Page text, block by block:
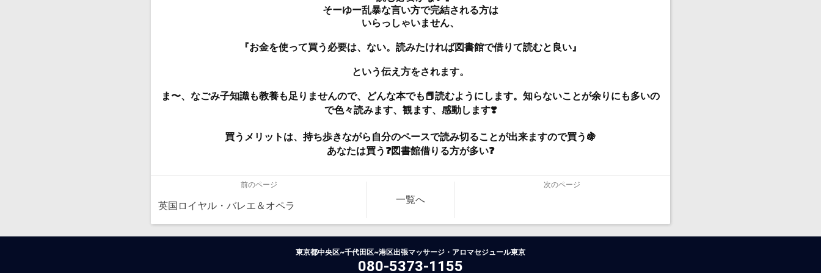
そーゆー乱暴な言い方で完結される方は
いらっしゃいません、
『お金を使って買う必要は、ない。読みたければ図書館で借りて読むと良い』
という伝え方をされます。
ま〜、なごみ子知識も教養も足りませんので、どんな本でも📕読むようにします。知らないことが余りにも多いの
で色々読みます、観ます、感動します❣️
買うメリットは、持ち歩きながら自分のペースで読み切ることが出来ますので買う🍇
あなたは買う❓図書館借りる方が多い❓
前のページ
英国ロイヤル・バレエ＆オペラ
一覧へ
次のページ
東京都中央区~千代田区~港区出張マッサージ・アロマセジュール東京
080-5373-1155